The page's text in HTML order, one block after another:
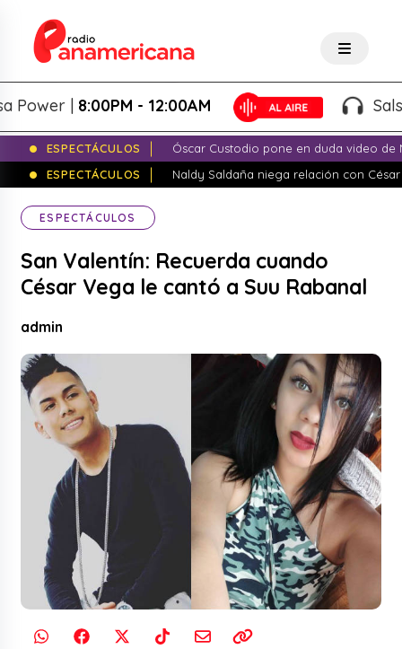
|8:00PM - 12:00AM Salsa
ESPECTÁCULOS
Óscar Custodio pone en duda video de
ESPECTÁCULOS
Naldy Saldaña niega relación con
ESPECTÁCULOS
San Valentín: Recuerda cuando
César Vega le cantó a Suu Rabanal
admin